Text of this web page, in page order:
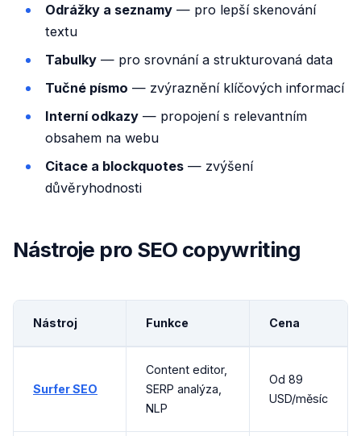
Odrážky a seznamy — pro lepší skenování
textu
Tabulky — pro srovnání a strukturovaná data
Tučné písmo — zvýraznění klíčových informací
Interní odkazy — propojení s relevantním
obsahem na webu
Citace a blockquotes — zvýšení
důvěryhodnosti
Nástroje pro SEO copywriting
Nástroj Funkce Cena
Surfer SEO
Content editor,
SERP analýza,
NLP
Od 89
USD/měsíc